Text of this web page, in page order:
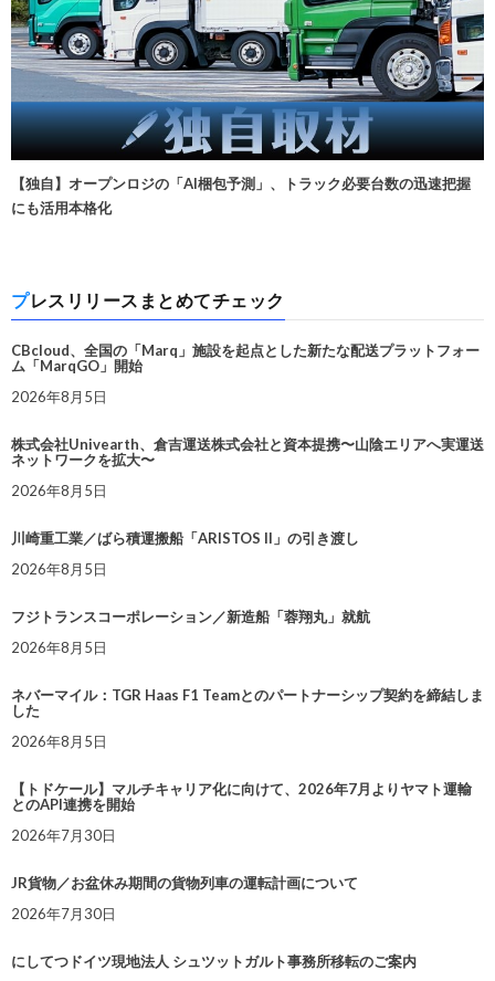
【独自】オープンロジの「AI梱包予測」、トラック必要台数の迅速把握
にも活用本格化
プレスリリースまとめてチェック
CBcloud、全国の「Marq」施設を起点とした新たな配送プラットフォー
ム「MarqGO」開始
2026年8月5日
株式会社Univearth、倉吉運送株式会社と資本提携〜山陰エリアへ実運送
ネットワークを拡大〜
2026年8月5日
川崎重工業／ばら積運搬船「ARISTOS II」の引き渡し
2026年8月5日
フジトランスコーポレーション／新造船「蓉翔丸」就航
2026年8月5日
ネバーマイル：TGR Haas F1 Teamとのパートナーシップ契約を締結しま
した
2026年8月5日
【トドケール】マルチキャリア化に向けて、2026年7月よりヤマト運輸
とのAPI連携を開始
2026年7月30日
JR貨物／お盆休み期間の貨物列車の運転計画について
2026年7月30日
にしてつドイツ現地法人 シュツットガルト事務所移転のご案内